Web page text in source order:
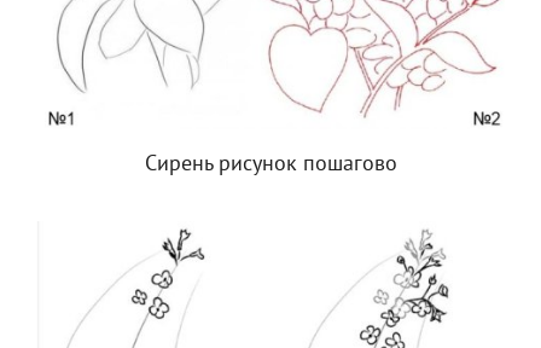
Сирень рисунок пошагово